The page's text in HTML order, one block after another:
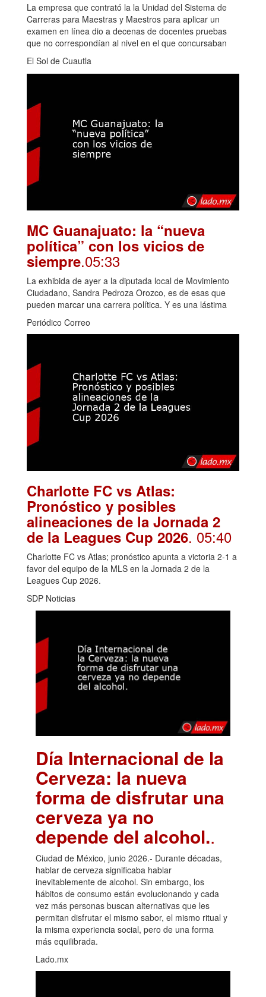
La empresa que contrató la la Unidad del Sistema de
Carreras para Maestras y Maestros para aplicar un
examen en línea dio a decenas de docentes pruebas
que no correspondían al nivel en el que concursaban
El Sol de Cuautla
MC Guanajuato: la “nueva
política” con los vicios de
siempre.05:33
La exhibida de ayer a la diputada local de Movimiento
Ciudadano, Sandra Pedroza Orozco, es de esas que
pueden marcar una carrera política. Y es una lástima
Periódico Correo
Charlotte FC vs Atlas:
Pronóstico y posibles
alineaciones de la Jornada 2
de la Leagues Cup 2026. 05:40
Charlotte FC vs Atlas; pronóstico apunta a victoria 2-1 a
favor del equipo de la MLS en la Jornada 2 de la
Leagues Cup 2026.
SDP Noticias
Día Internacional de la
Cerveza: la nueva
forma de disfrutar una
cerveza ya no
depende del alcohol..
Ciudad de México, junio 2026.- Durante décadas,
hablar de cerveza significaba hablar
inevitablemente de alcohol. Sin embargo, los
hábitos de consumo están evolucionando y cada
vez más personas buscan alternativas que les
permitan disfrutar el mismo sabor, el mismo ritual y
la misma experiencia social, pero de una forma
más equilibrada.
Lado.mx